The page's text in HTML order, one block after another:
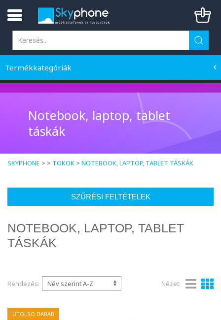
Termékkategóriák
Notebook, laptop, tablet
táskák
SKYPHONE > > TOKOK > NOTEBOOK, LAPTOP, TABLET TÁSKÁK
SZŰRÉSI FELTÉTELEK
NOTEBOOK, LAPTOP, TABLET
TÁSKÁK
Rendezés: Nézet:
UTOLSO DARAB